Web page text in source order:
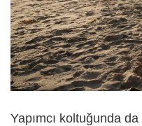
Yapımcı koltuğunda